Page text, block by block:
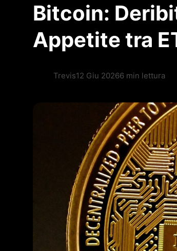
Bitcoin:
Appetite tra
Trevis12 Giu 20266 min lettura